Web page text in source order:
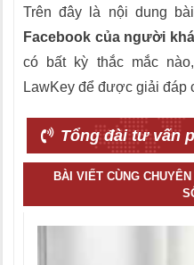
Trên đây là nội dung
Facebook của người
có bất kỳ thắc mắc
LawKey để được giải đáp
Tổng đài tư vấn
BÀI VIẾT CÙNG